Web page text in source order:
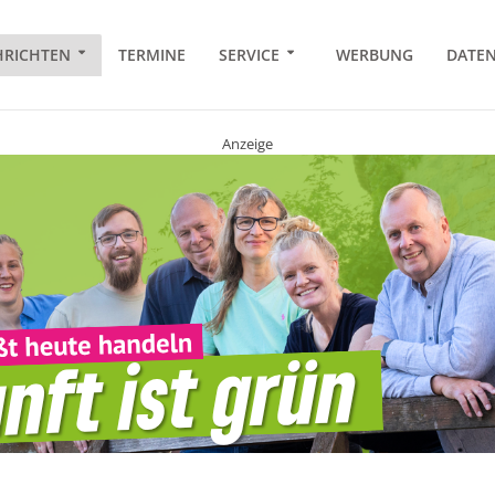
TERMINE SERVICE WERBUNG
Anzeige